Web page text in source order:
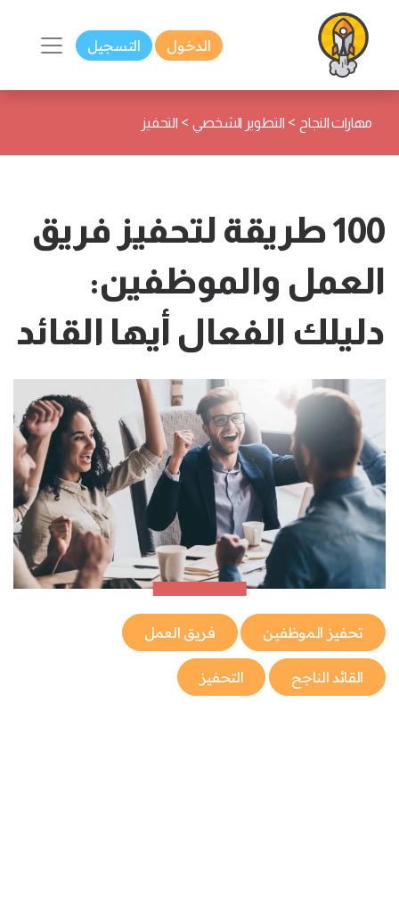
الدخول التسجيل
مهارات النجاح > التطوير الشخصي > التحفيز
100 طريقة لتحفيز فريق
العمل والموظفين:
دليلك الفعال أيها القائد
تحفيز الموظفين فريق العمل
القائد الناجح التحفيز